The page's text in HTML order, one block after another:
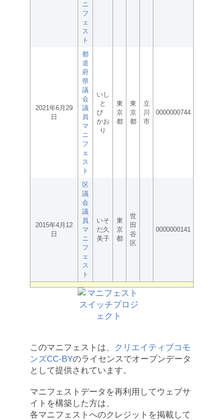
ニ
フ
ェ
ス
ト
2021年6月29
日
都
道
府
県
議
会
議
員
マ
ニ
フ
ェ
ス
ト
いし
と
び
かお
り
東
京
都
東
京
都
立
川
市
0000000744
2015年4月12
日
区
議
会
議
員
マ
ニ
フ
ェ
ス
ト
いそ
だ久
美子
東
京
都
世
田
谷
区
0000000141
このマニフェストは、
クリエイティブコモ
ンズCC-BYのライセンスでオープンデータ
として提供されています。
マニフェストデータを再利用してウェブサ
イトを構築した方は、
各マニフェストへのクレジットを掲載して